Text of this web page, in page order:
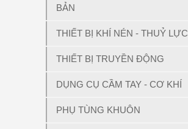
BẢN
THIẾT BỊ KHÍ NÉN - THUỶ LỰC
THIẾT BỊ TRUYỀN ĐỘNG
DỤNG CỤ CẦM TAY - CƠ KHÍ
PHỤ TÙNG KHUÔN